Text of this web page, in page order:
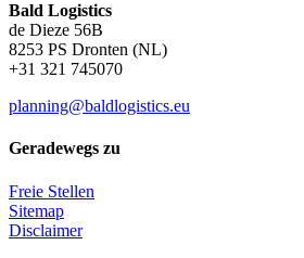
Bald Logistics
de Dieze 56B
8253 PS Dronten (NL)
+31 321 745070
planning@baldlogistics.eu
Geradewegs zu
Freie Stellen
Sitemap
Disclaimer